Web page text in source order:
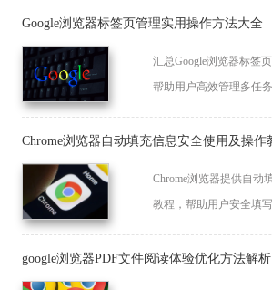
Google浏览器标签页管理实用操作方法大全
汇总Google浏览器标签
帮助用户高效管理多任
Chrome浏览器自动填充信息安全使用及操作
Chrome浏览器提供自动
教程，帮助用户安全填
利性。
google浏览器PDF文件阅读体验优化方法解析